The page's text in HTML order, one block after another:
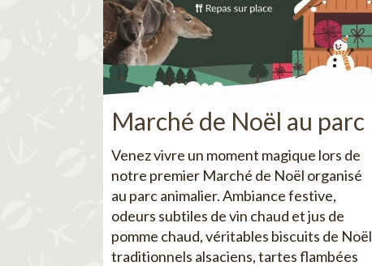
Marché de Noël au parc
Venez vivre un moment magique lors de
notre premier Marché de Noël organisé
au parc animalier. Ambiance festive,
odeurs subtiles de vin chaud et jus de
pomme chaud, véritables biscuits de Noël
traditionnels alsaciens, tartes flambées